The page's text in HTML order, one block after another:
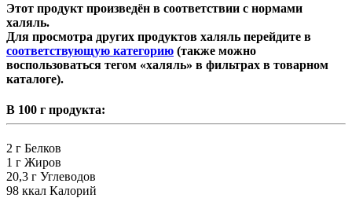
Этот продукт произведён в соответствии с нормами
халяль.
Для просмотра других продуктов халяль перейдите в
соответствующую категорию (также можно
воспользоваться тегом «халяль» в фильтрах в товарном
каталоге).
В 100 г продукта:
2 г Белков
1 г Жиров
20,3 г Углеводов
98 ккал Калорий